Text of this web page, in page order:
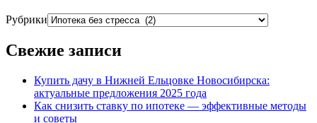
Рубрики
Свежие записи
Купить дачу в Нижней Ельцовке Новосибирска:
актуальные предложения 2025 года
Как снизить ставку по ипотеке — эффективные методы
и советы